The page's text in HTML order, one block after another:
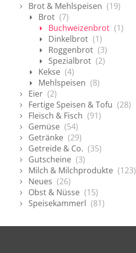
Brot & Mehlspeisen (19)
Brot (7)
Buchweizenbrot (1)
Dinkelbrot (1)
Roggenbrot (3)
Spezialbrot (2)
Kekse (4)
Mehlspeisen (8)
Eier (2)
Fertige Speisen & Tofu (28)
Fleisch & Fisch (91)
Gemüse (54)
Getränke (29)
Getreide & Co. (35)
Gutscheine (3)
Milch & Milchprodukte (123)
Neues (26)
Obst & Nüsse (15)
Speisekammerl (81)